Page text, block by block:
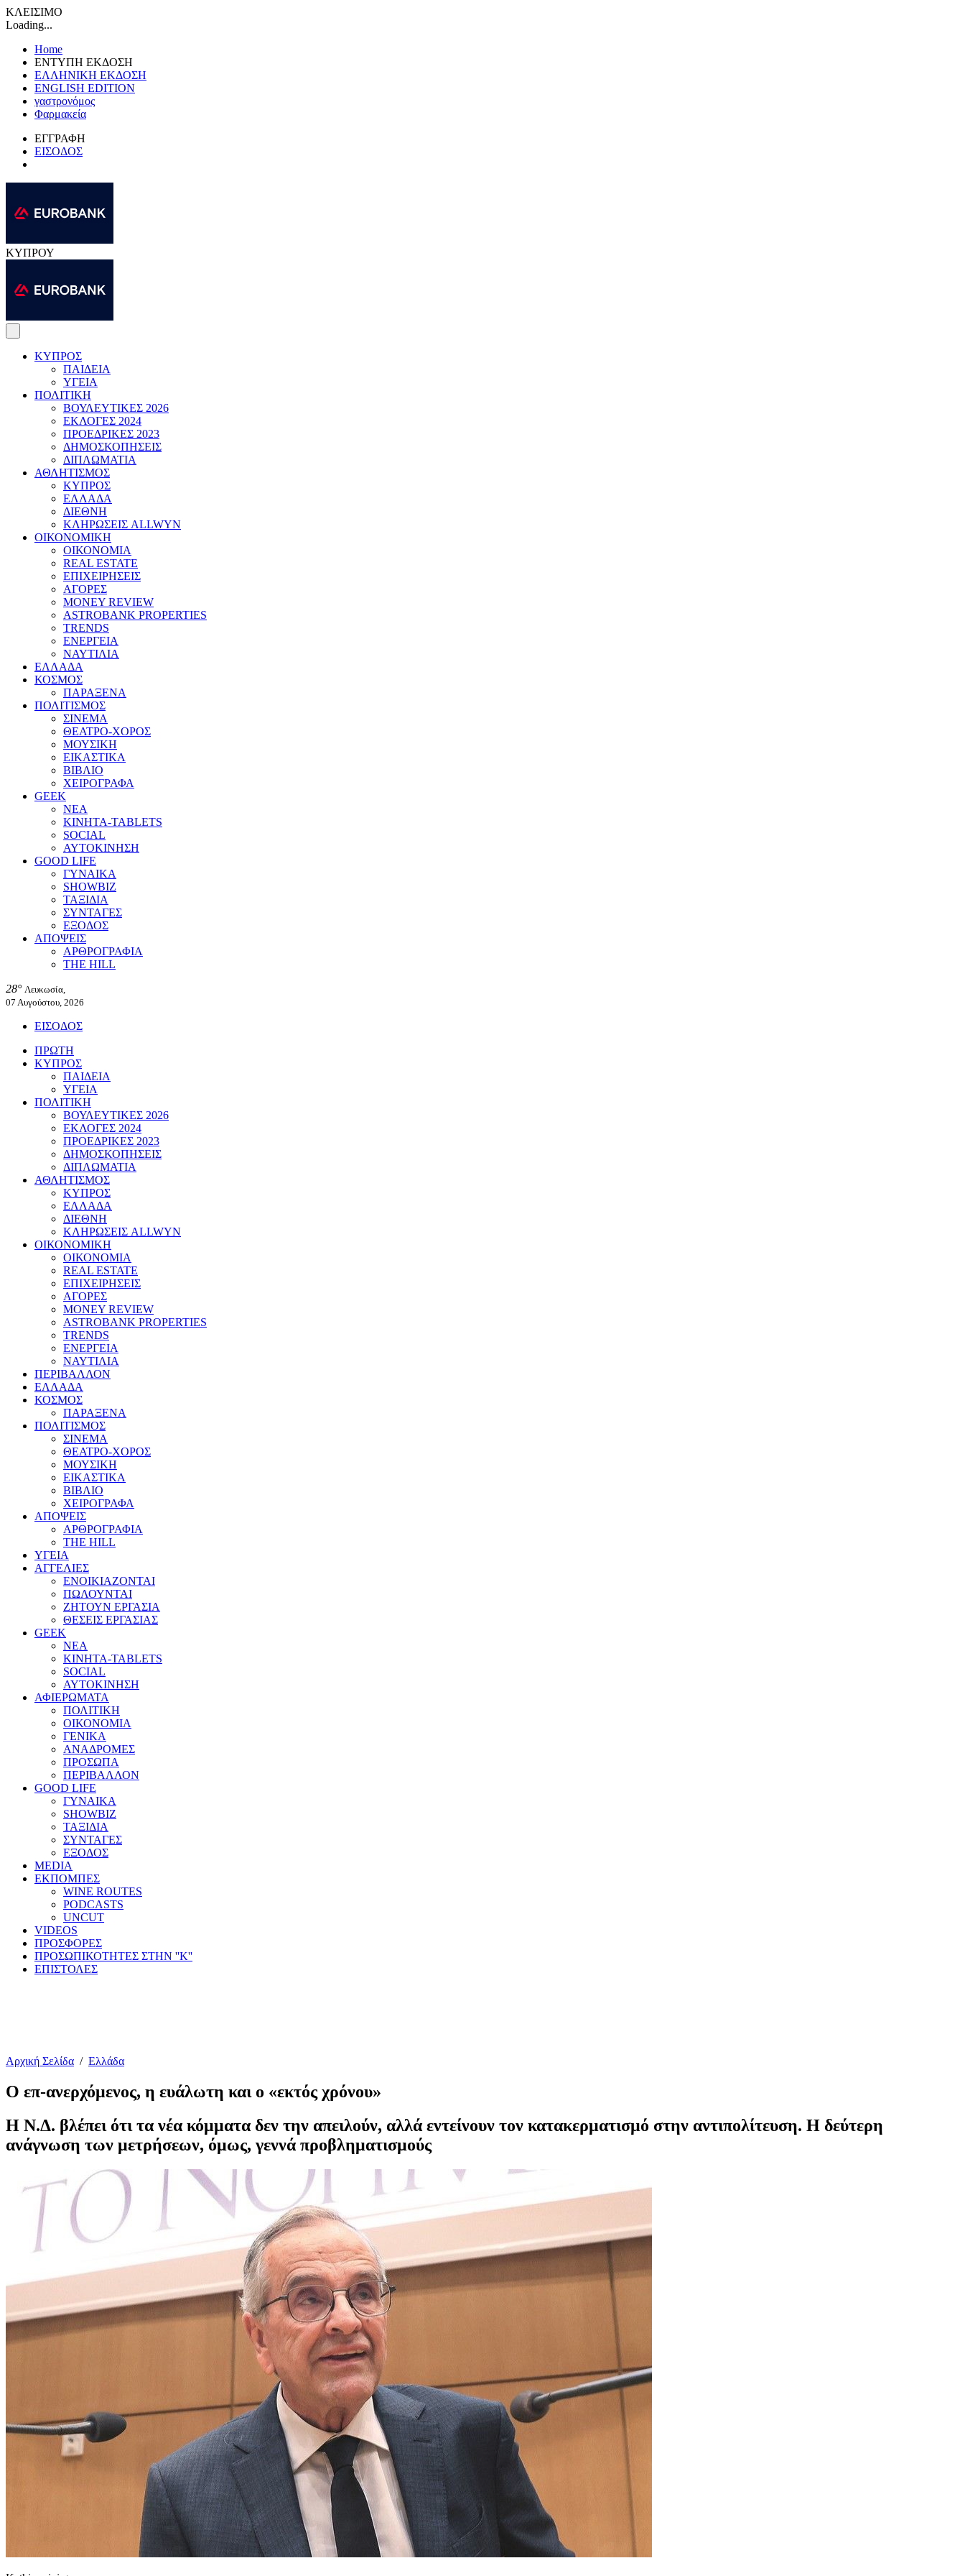
ΚΛΕΙΣΙΜΟ
Loading...
Home
ΕΝΤΥΠΗ ΕΚΔΟΣΗ
ΕΛΛΗΝΙΚΗ ΕΚΔΟΣΗ
ENGLISH EDITION
γαστρονόμος
Φαρμακεία
ΕΓΓΡΑΦΗ
ΕΙΣΟΔΟΣ
ΚΥΠΡΟΥ
ΚΥΠΡΟΣ
ΠΑΙΔΕΙΑ
ΥΓΕΙΑ
ΠΟΛΙΤΙΚΗ
ΒΟΥΛΕΥΤΙΚΕΣ 2026
ΕΚΛΟΓΕΣ 2024
ΠΡΟΕΔΡΙΚΕΣ 2023
ΔΗΜΟΣΚΟΠΗΣΕΙΣ
ΔΙΠΛΩΜΑΤΙΑ
ΑΘΛΗΤΙΣΜΟΣ
ΚΥΠΡΟΣ
ΕΛΛΑΔΑ
ΔΙΕΘΝΗ
ΚΛΗΡΩΣΕΙΣ ALLWYN
ΟΙΚΟΝΟΜΙΚΗ
ΟΙΚΟΝΟΜΙΑ
REAL ESTATE
ΕΠΙΧΕΙΡΗΣΕΙΣ
ΑΓΟΡΕΣ
MONEY REVIEW
ASTROBANK PROPERTIES
TRENDS
ΕΝΕΡΓΕΙΑ
ΝΑΥΤΙΛΙΑ
ΕΛΛΑΔΑ
ΚΟΣΜΟΣ
ΠΑΡΑΞΕΝΑ
ΠΟΛΙΤΙΣΜΟΣ
ΣΙΝΕΜΑ
ΘΕΑΤΡΟ-ΧΟΡΟΣ
ΜΟΥΣΙΚΗ
ΕΙΚΑΣΤΙΚΑ
ΒΙΒΛΙΟ
ΧΕΙΡΟΓΡΑΦΑ
GEEK
ΝΕΑ
ΚΙΝΗΤΑ-TABLETS
SOCIAL
ΑΥΤΟΚΙΝΗΣΗ
GOOD LIFE
ΓΥΝΑΙΚΑ
SHOWBIZ
ΤΑΞΙΔΙΑ
ΣΥΝΤΑΓΕΣ
ΕΞΟΔΟΣ
ΑΠΟΨΕΙΣ
ΑΡΘΡΟΓΡΑΦΙΑ
THE HILL
28° Λευκωσία,
07 Αυγούστου, 2026
ΕΙΣΟΔΟΣ
ΠΡΩΤΗ
ΚΥΠΡΟΣ
ΠΑΙΔΕΙΑ
ΥΓΕΙΑ
ΠΟΛΙΤΙΚΗ
ΒΟΥΛΕΥΤΙΚΕΣ 2026
ΕΚΛΟΓΕΣ 2024
ΠΡΟΕΔΡΙΚΕΣ 2023
ΔΗΜΟΣΚΟΠΗΣΕΙΣ
ΔΙΠΛΩΜΑΤΙΑ
ΑΘΛΗΤΙΣΜΟΣ
ΚΥΠΡΟΣ
ΕΛΛΑΔΑ
ΔΙΕΘΝΗ
ΚΛΗΡΩΣΕΙΣ ALLWYN
ΟΙΚΟΝΟΜΙΚΗ
ΟΙΚΟΝΟΜΙΑ
REAL ESTATE
ΕΠΙΧΕΙΡΗΣΕΙΣ
ΑΓΟΡΕΣ
MONEY REVIEW
ASTROBANK PROPERTIES
TRENDS
ΕΝΕΡΓΕΙΑ
ΝΑΥΤΙΛΙΑ
ΠΕΡΙΒΑΛΛΟΝ
ΕΛΛΑΔΑ
ΚΟΣΜΟΣ
ΠΑΡΑΞΕΝΑ
ΠΟΛΙΤΙΣΜΟΣ
ΣΙΝΕΜΑ
ΘΕΑΤΡΟ-ΧΟΡΟΣ
ΜΟΥΣΙΚΗ
ΕΙΚΑΣΤΙΚΑ
ΒΙΒΛΙΟ
ΧΕΙΡΟΓΡΑΦΑ
ΑΠΟΨΕΙΣ
ΑΡΘΡΟΓΡΑΦΙΑ
THE HILL
ΥΓΕΙΑ
ΑΓΓΕΛΙΕΣ
ΕΝΟΙΚΙΑΖΟΝΤΑΙ
ΠΩΛΟΥΝΤΑΙ
ΖΗΤΟΥΝ ΕΡΓΑΣΙΑ
ΘΕΣΕΙΣ ΕΡΓΑΣΙΑΣ
GEEK
ΝΕΑ
ΚΙΝΗΤΑ-TABLETS
SOCIAL
ΑΥΤΟΚΙΝΗΣΗ
ΑΦΙΕΡΩΜΑΤΑ
ΠΟΛΙΤΙΚΗ
ΟΙΚΟΝΟΜΙΑ
ΓΕΝΙΚΑ
ΑΝΑΔΡΟΜΕΣ
ΠΡΟΣΩΠΑ
ΠΕΡΙΒΑΛΛΟΝ
GOOD LIFE
ΓΥΝΑΙΚΑ
SHOWBIZ
ΤΑΞΙΔΙΑ
ΣΥΝΤΑΓΕΣ
ΕΞΟΔΟΣ
MEDIA
ΕΚΠΟΜΠΕΣ
WINE ROUTES
PODCASTS
UNCUT
VIDEOS
ΠΡΟΣΦΟΡΕΣ
ΠΡΟΣΩΠΙΚΟΤΗΤΕΣ ΣΤΗΝ ''Κ''
ΕΠΙΣΤΟΛΕΣ
Αρχική Σελίδα / Ελλάδα
Ο επ-ανερχόμενος, η ευάλωτη και ο «εκτός χρόνου»
Η Ν.Δ. βλέπει ότι τα νέα κόμματα δεν την απειλούν, αλλά εντείνουν τον κατακερματισμό στην αντιπολίτευση. Η δεύτερη
ανάγνωση των μετρήσεων, όμως, γεννά προβληματισμούς